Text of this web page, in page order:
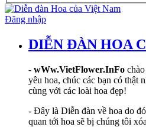
Đăng nhập
DIỄN ĐÀN HOA
- wWw.VietFlower.InFo
yêu hoa, chúc các bạn có thật
cùng với các loài hoa đẹp!
- Đây là Diễn đàn về hoa do
quan tới hoa sẽ bị chúng tôi